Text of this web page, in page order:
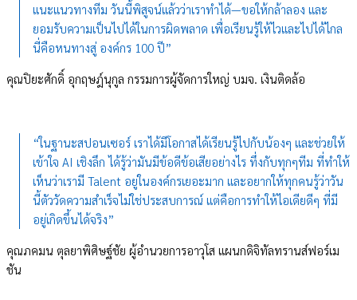
แนะแนวทางทีม วันนี้พิสูจน์แล้วว่าเราทำได้—ขอให้กล้าลอง และ
ยอมรับความเป็นไปได้ในการผิดพลาด เพื่อเรียนรู้ให้ไวและไปได้ไกล
นี่คือหนทางสู่ องค์กร 100 ปี”
คุณปิยะศักดิ์ อุกฤษฎ์นุกูล กรรมการผู้จัดการใหญ่ บมจ. เงินติดล้อ
“ในฐานะสปอนเซอร์ เราได้มีโอกาสได้เรียนรู้ไปกับน้องๆ และช่วยให้
เข้าใจ AI เชิงลึก ได้รู้ว่ามันมีข้อดีข้อเสียอย่างไร ทึ่งกับทุกๆทีม ที่ทำให้
เห็นว่าเรามี Talent อยู่ในองค์กรเยอะมาก และอยากให้ทุกคนรู้ว่าวัน
นี้ตัววัดความสำเร็จไม่ใช่ประสบการณ์ แต่คือการทำให้ไอเดียดีๆ ที่มี
อยู่เกิดขึ้นได้จริง”
คุณภคมน ตุลยาพิศิษฐ์ชัย ผู้อำนวยการอาวุโส แผนกดิจิทัลทรานส์ฟอร์เม
ชัน